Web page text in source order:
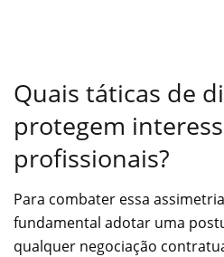
Quais táticas de
protegem
profissionais?
Para combater essa
fundamental adotar uma
qualquer negociação